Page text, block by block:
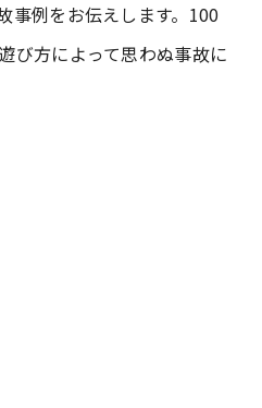
事例をお伝えします。100
び方によって思わぬ事故に